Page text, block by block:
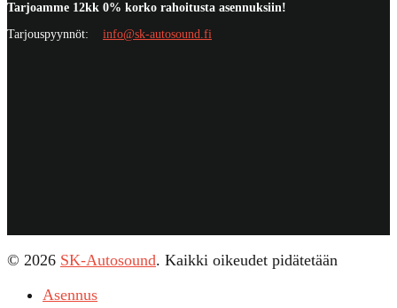
Tarjoamme 12kk 0% korko rahoitusta asennuksiin!
Tarjouspyynnöt: info@sk-autosound.fi
© 2026 SK-Autosound. Kaikki oikeudet pidätetään
Asennus